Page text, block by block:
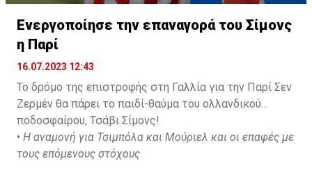
Ενεργοποίησε την επαναγορά του Σίμονς
η Παρί
16.07.2023 12:43
Το δρόμο της επιστροφής στη Γαλλία για την Παρί Σεν
Ζερμέν θα πάρει το παιδί-θαύμα του ολλανδικού
ποδοσφαίρου, Τσάβι Σίμονς!
• Η αναμονή για Τσιμπόλα και Μούριελ και οι επαφές με
τους επόμενους στόχους